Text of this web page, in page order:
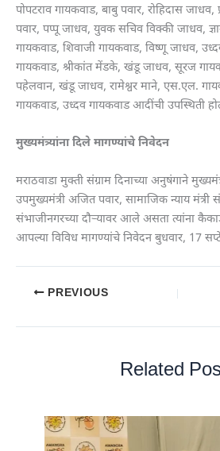
पोपटराव गायकवाड, बाबु पवार, रोहिदास जाधव,
पवार, पप्पू जाधव, युवक सचिव विक्की जाधव,
गायकवाड, शिवाजी गायकवाड, विष्णू जाधव,
गायकवाड, श्रीकांत मेंडके, खंडू जाधव, सूरज
पहेलवान, खंडू जाधव, रामेश्वर माने, एस.एल.
गायकवाड, उध्दव गायकवाड आदींची उपस्थिती
मुख्यमंत्र्यांना दिले मागण्यांचे निवेदन
मराठवाडा मुक्ती संग्राम दिनाच्या अनुषंगाने
उपमुख्यमंत्री अजित पवार, सामाजिक न्याय मंत्री
संभाजीनगरच्या दौऱ्यावर आले असता त्यांना
आपल्या विविध मागण्यांचे निवेदन बुधवार, 17
PREVIOUS
Related